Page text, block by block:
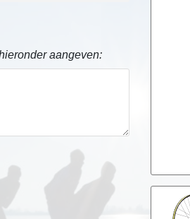
aangeven: